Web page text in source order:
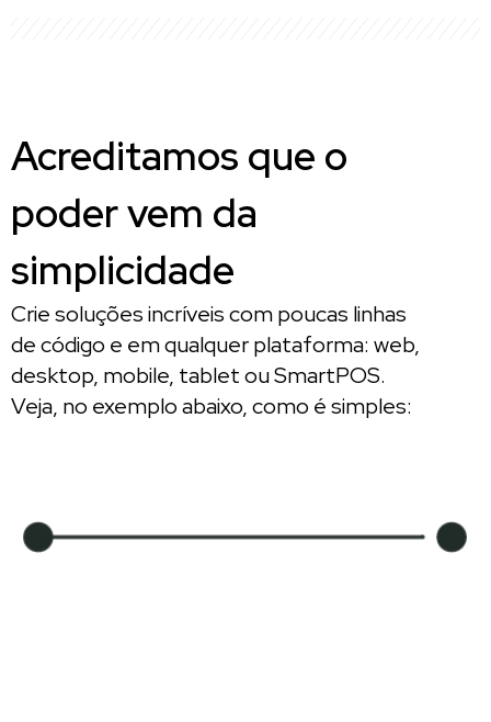
Acreditamos que o
poder vem da
simplicidade
Crie soluções incríveis com poucas linhas
de código e em qualquer plataforma: web,
desktop, mobile, tablet ou SmartPOS.
Veja, no exemplo abaixo, como é simples: